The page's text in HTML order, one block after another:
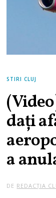
STIRI CLUJ
dați
a
DE REDACȚIA